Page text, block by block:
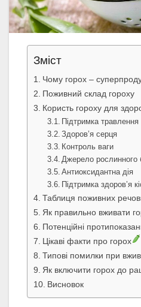
Зміст
Чому горох –
Поживний склад гороху
Користь гороху для
Підтримка травлення
Здоров’я серця
Контроль ваги
Джерело рослинного
Антиоксидантна дія
Підтримка здоров’я
Таблиця поживних
Як правильно вживати
Потенційні
Цікаві факти про горох
Типові помилки при
Як включити горох до
Висновок